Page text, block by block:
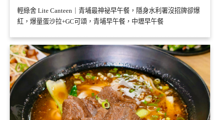
輕綠舍 Lite Canteen｜青埔最神祕早午餐，隱身水利署沒招牌卻爆
紅，爆量蛋沙拉+GC可頌，青埔早午餐，中壢早午餐